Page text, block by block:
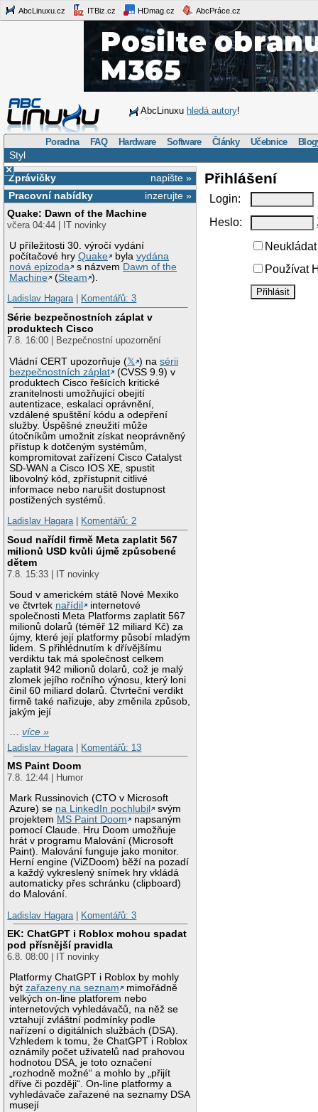
AbcLinuxu.cz ITBiz.cz HDmag.cz AbcPráce.cz
AbcLinuxu hledá autory!
Poradna FAQ Hardware Software Články Učebnice
Styl
×
napište »
Zprávičky
inzerujte »
Pracovní nabídky
Quake: Dawn of the Machine
včera 04:44 | IT novinky
U příležitosti 30. výročí vydání
počítačové hryQuake bylavydána
nová epizoda
s názvem Dawn of the
Machine
(Steam ).
Ladislav Hagara| Komentářů: 3
Série bezpečnostních záplat v
produktech Cisco
7.8. 16:00 | Bezpečnostní upozornění
Vládní CERT upozorňuje (𝕏 ) nasérii
bezpečnostních záplat
(CVSS 9.9) v
produktech Cisco řešících kritické
zranitelnosti umožňující obejití
autentizace, eskalaci oprávnění,
vzdálené spuštění kódu a odepření
služby. Úspěšné zneužití může
útočníkům umožnit získat neoprávněný
přístup k dotčeným systémům,
kompromitovat zařízení Cisco Catalyst
SD-WAN a Cisco IOS XE, spustit
libovolný kód, zpřístupnit citlivé
informace nebo narušit dostupnost
postižených systémů.
Ladislav Hagara| Komentářů: 2
Soud nařídil firmě Meta zaplatit 567
milionů USD kvůli újmě způsobené
dětem
7.8. 15:33 | IT novinky
Soud v americkém státě Nové Mexiko
ve čtvrtek nařídil
internetové
společnosti Meta Platforms zaplatit 567
milionů dolarů (téměř 12 miliard Kč) za
újmy, které její platformy působí mladým
lidem. S přihlédnutím k dřívějšímu
verdiktu tak má společnost celkem
zaplatit 942 milionů dolarů, což je malý
zlomek jejího ročního výnosu, který loni
činil 60 miliard dolarů. Čtvrteční verdikt
firmě také nařizuje, aby změnila způsob,
jakým její
…více »
Ladislav Hagara
Komentářů: 13
MS Paint Doom
7.8. 12:44 | Humor
Mark Russinovich (CTO v Microsoft
Azure) se na LinkedIn pochlubil
svým
projektem MS Paint Doom
napsaným
pomocí Claude. Hru Doom umožňuje
hrát v programu Malování (Microsoft
Paint). Malování funguje jako monitor.
Herní engine (ViZDoom) běží na pozadí
a každý vykreslený snímek hry vkládá
automaticky přes schránku (clipboard)
do Malování.
Ladislav Hagara
Komentářů: 3
EK: ChatGPT i Roblox mohou spadat
pod přísnější pravidla
6.8. 08:00 | IT novinky
Platformy ChatGPT i Roblox by mohly
býtzařazeny na seznam
mimořádně
velkých on-line platforem nebo
internetových vyhledávačů, na něž se
vztahují zvláštní podmínky podle
nařízení o digitálních službách (DSA).
Vzhledem k tomu, že ChatGPT i Roblox
oznámily počet uživatelů nad prahovou
hodnotou DSA, je toto označení
„rozhodně možné“ a mohlo by „přijít
dříve či později“. On-line platformy a
vyhledávače zařazené na seznamy DSA
musejí
Přihlášení
Login:
Heslo:
Používat